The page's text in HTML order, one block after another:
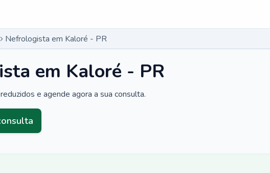
Nefrologista em Kaloré - PR
em Kaloré - PR
e agende agora a sua consulta.